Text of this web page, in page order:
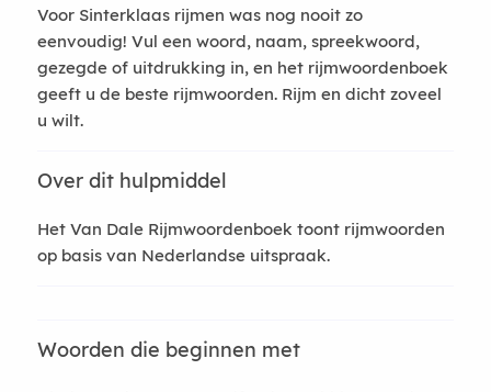
Voor Sinterklaas rijmen was nog nooit zo
eenvoudig! Vul een woord, naam, spreekwoord,
gezegde of uitdrukking in, en het rijmwoordenboek
geeft u de beste rijmwoorden. Rijm en dicht zoveel
u wilt.
Over dit hulpmiddel
Het Van Dale Rijmwoordenboek toont rijmwoorden
op basis van Nederlandse uitspraak.
Woorden die beginnen met